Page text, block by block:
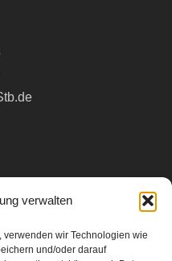
verwalten
wir Technologien wie
und/oder darauf